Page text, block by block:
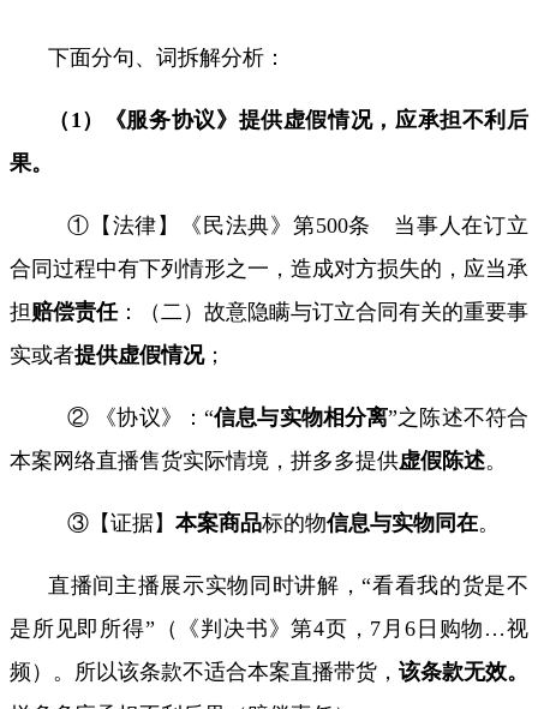
下面分句、词拆解分析：
（ 1 ）《服务协议》提供虚假情况，应承担不利后
果。
①【法律】《民法典》第500条 当事人在订立
合同过程中有下列情形之一，造成对方损失的，应当承
担赔偿责任：（二）故意隐瞒与订立合同有关的重要事
实或者提供虚假情况；
② 《协议》： “信息与实物相分离”之陈述不符合
本案网络直播售货实际情境，拼多多提供虚假陈述。
③【证据】 本案商品标的物信息与实物同在。
直播间主播展示实物同时讲解，“看看我的货是不
是 所见即所得”（《判决书》第4页， 7 月6 日购物 …视
频 ）。所以该条款不适合本案直播带货， 该条款无效。